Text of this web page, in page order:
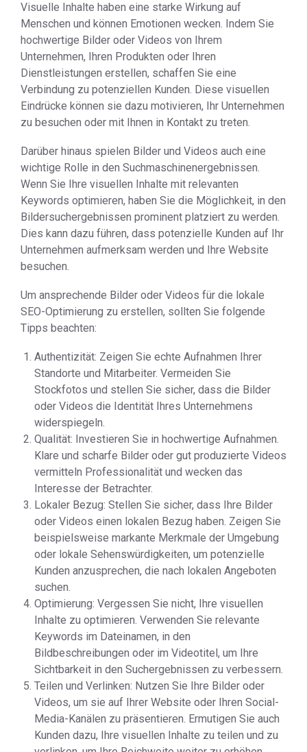
Visuelle Inhalte haben eine starke Wirkung auf
Menschen und können Emotionen wecken. Indem Sie
hochwertige Bilder oder Videos von Ihrem
Unternehmen, Ihren Produkten oder Ihren
Dienstleistungen erstellen, schaffen Sie eine
Verbindung zu potenziellen Kunden. Diese visuellen
Eindrücke können sie dazu motivieren, Ihr Unternehmen
zu besuchen oder mit Ihnen in Kontakt zu treten.
Darüber hinaus spielen Bilder und Videos auch eine
wichtige Rolle in den Suchmaschinenergebnissen.
Wenn Sie Ihre visuellen Inhalte mit relevanten
Keywords optimieren, haben Sie die Möglichkeit, in den
Bildersuchergebnissen prominent platziert zu werden.
Dies kann dazu führen, dass potenzielle Kunden auf Ihr
Unternehmen aufmerksam werden und Ihre Website
besuchen.
Um ansprechende Bilder oder Videos für die lokale
SEO-Optimierung zu erstellen, sollten Sie folgende
Tipps beachten:
Authentizität: Zeigen Sie echte Aufnahmen Ihrer
Standorte und Mitarbeiter. Vermeiden Sie
Stockfotos und stellen Sie sicher, dass die Bilder
oder Videos die Identität Ihres Unternehmens
widerspiegeln.
Qualität: Investieren Sie in hochwertige Aufnahmen.
Klare und scharfe Bilder oder gut produzierte Videos
vermitteln Professionalität und wecken das
Interesse der Betrachter.
Lokaler Bezug: Stellen Sie sicher, dass Ihre Bilder
oder Videos einen lokalen Bezug haben. Zeigen Sie
beispielsweise markante Merkmale der Umgebung
oder lokale Sehenswürdigkeiten, um potenzielle
Kunden anzusprechen, die nach lokalen Angeboten
suchen.
Optimierung: Vergessen Sie nicht, Ihre visuellen
Inhalte zu optimieren. Verwenden Sie relevante
Keywords im Dateinamen, in den
Bildbeschreibungen oder im Videotitel, um Ihre
Sichtbarkeit in den Suchergebnissen zu verbessern.
Teilen und Verlinken: Nutzen Sie Ihre Bilder oder
Videos, um sie auf Ihrer Website oder Ihren Social-
Media-Kanälen zu präsentieren. Ermutigen Sie auch
Kunden dazu, Ihre visuellen Inhalte zu teilen und zu